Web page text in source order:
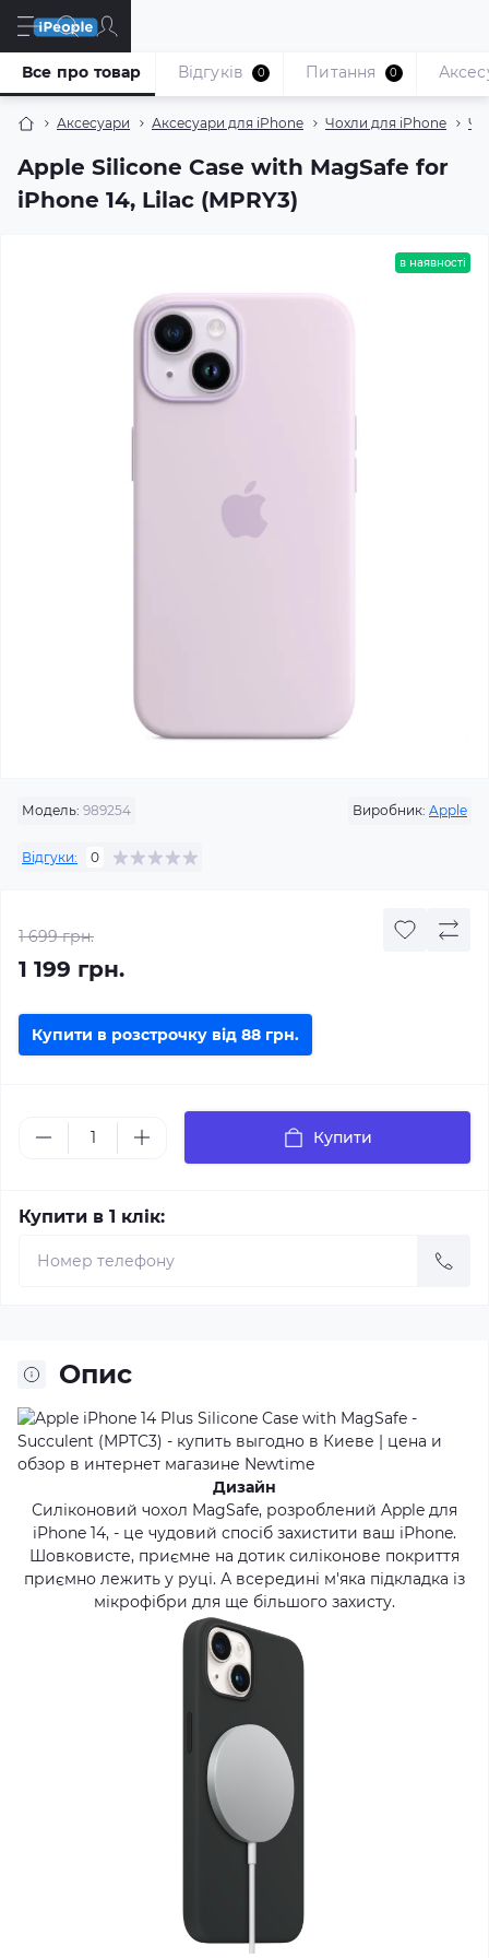
Аксесуари Аксесуари для iPhone Чохли для iPhone
Apple Silicone Case with MagSafe for
iPhone 14, Lilac (MPRY3)
Все про товар Відгуків 0 Питання 0
в наявності
Модель: 989254 Виробник: Apple
Відгуки: 0
1 699 грн.
1 199 грн.
Купити в розстрочку від 88 грн.
Купити
Купити в 1 клік:
Опис
Дизайн
Силіконовий чохол MagSafe, розроблений Apple для
iPhone 14, - це чудовий спосіб захистити ваш iPhone.
Шовковисте, приємне на дотик силіконове покриття
приємно лежить у руці. А всередині м'яка підкладка із
мікрофібри для ще більшого захисту.